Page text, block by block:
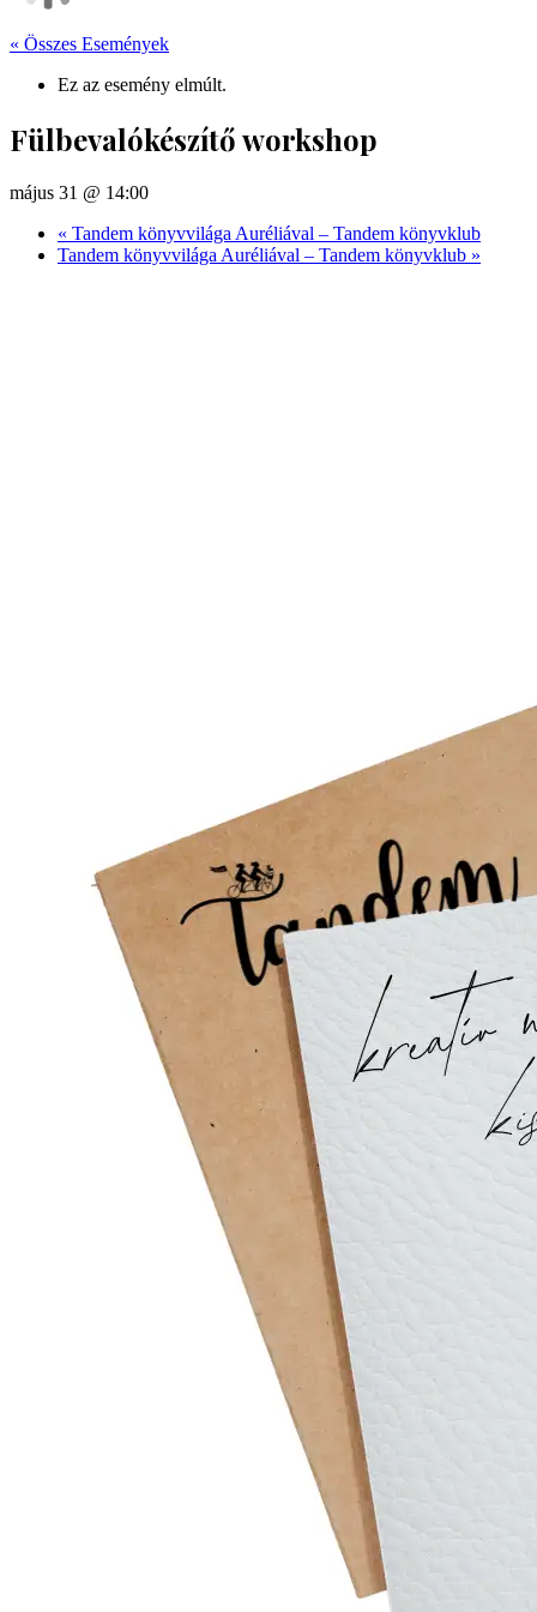
« Összes Események
Ez az esemény elmúlt.
Fülbevalókészítő workshop
május 31 @ 14:00
« Tandem könyvvilága Auréliával – Tandem könyvklub
Tandem könyvvilága Auréliával – Tandem könyvklub »